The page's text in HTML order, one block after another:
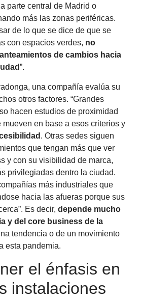
parte central de Madrid o
más las zonas periféricas.
de lo que se dice de que se
con espacios verdes, no
de cambios hacia
”.
una compañía evalúa su
otros factores. “Grandes
hacen estudios de proximidad
en base a esos criterios y
. Otras sedes siguen
que tengan más que ver
y con su visibilidad de marca,
privilegiadas dentro la ciudad.
más industriales que
hacia las afueras porque sus
Es decir, depende mucho
y del core business de la
tendencia o de un movimiento
esta pandemia.
el énfasis en
instalaciones